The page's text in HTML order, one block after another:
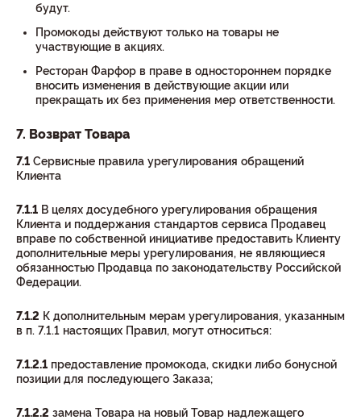
будут.
Промокоды действуют только на товары не
участвующие в акциях.
Ресторан Фарфор в праве в одностороннем порядке
вносить изменения в действующие акции или
прекращать их без применения мер ответственности.
7. Возврат Товара
7.1 Сервисные правила урегулирования обращений
Клиента
7.1.1 В целях досудебного урегулирования обращения
Клиента и поддержания стандартов сервиса Продавец
вправе по собственной инициативе предоставить Клиенту
дополнительные меры урегулирования, не являющиеся
обязанностью Продавца по законодательству Российской
Федерации.
7.1.2 К дополнительным мерам урегулирования, указанным
в п. 7.1.1 настоящих Правил, могут относиться:
7.1.2.1 предоставление промокода, скидки либо бонусной
позиции для последующего Заказа;
7.1.2.2 замена Товара на новый Товар надлежащего